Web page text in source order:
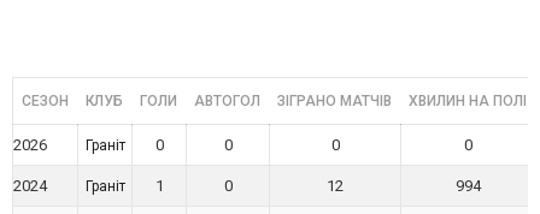
СЕЗОН КЛУБ ГОЛИ АВТОГОЛ ЗІГРАНО МАТЧІВ ХВИЛИН НА ПОЛІ
2026 Граніт 0 0 0 0
2024 Граніт 1 0 12 994